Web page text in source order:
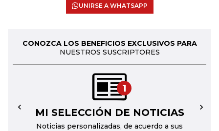
UNIRSE A WHATSAPP
CONOZCA LOS BENEFICIOS EXCLUSIVOS PARA
NUESTROS SUSCRIPTORES
1
MI SELECCIÓN DE NOTICIAS
Noticias personalizadas, de acuerdo a sus
← →